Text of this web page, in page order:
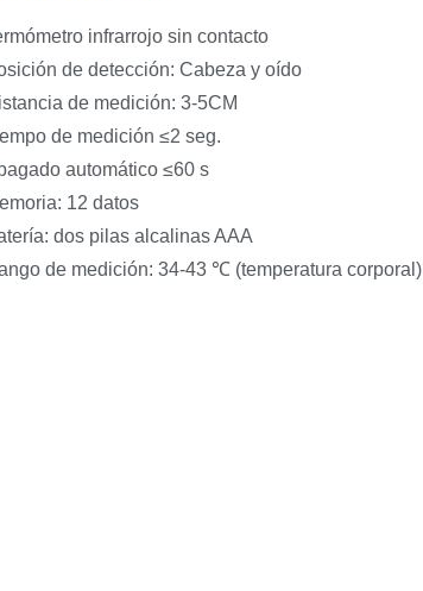
infrarrojo sin contacto
de detección: Cabeza y oído
de medición: 3-5CM
de medición ≤2 seg.
automático ≤60 s
12 datos
dos pilas alcalinas AAA
de medición: 34-43 ℃ (temperatura corporal)